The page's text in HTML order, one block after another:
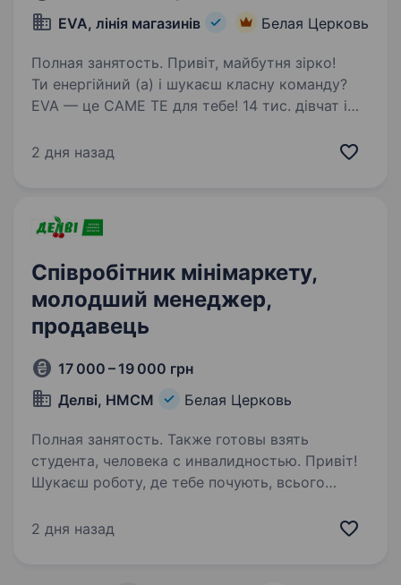
EVA, лінія магазинів
Белая Церковь
Полная занятость. Привіт, майбутня зірко!
Ти енергійний (а) і шукаєш класну команду?
EVA — це САМЕ ТЕ для тебе! 14 тис. дівчат і
Ми шукаємо продавця-касира, що готовий (а)
2 дня назад
Співробітник мінімаркету,
молодший менеджер,
продавець
17 000 – 19 000 грн
Делві, НМСМ
Белая Церковь
Полная занятость. Также готовы взять
студента, человека с инвалидностью. Привіт!
Шукаєш роботу, де тебе почують, всього
великих супермаркетів? Ми — мережа
2 дня назад